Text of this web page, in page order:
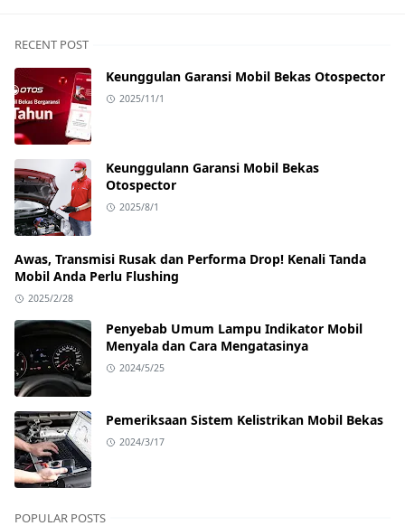
RECENT POST
Keunggulan Garansi Mobil Bekas Otospector
2025/11/1
Keunggulann Garansi Mobil Bekas
Otospector
2025/8/1
Awas, Transmisi Rusak dan Performa Drop! Kenali Tanda
Mobil Anda Perlu Flushing
2025/2/28
Penyebab Umum Lampu Indikator Mobil
Menyala dan Cara Mengatasinya
2024/5/25
Pemeriksaan Sistem Kelistrikan Mobil Bekas
2024/3/17
POPULAR POSTS